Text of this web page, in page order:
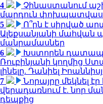
4
Չինաստանում
մարդուն
5
Ո՞րն է սիրված
Ալեքսանյանի մահվան
մանրամասներ
6
Խստորեն
Ռուբինյանի կողմից
լինելը. Դանիել
7
Նորայրը մեկնել
վերադառնում է. նոր
դեպքից